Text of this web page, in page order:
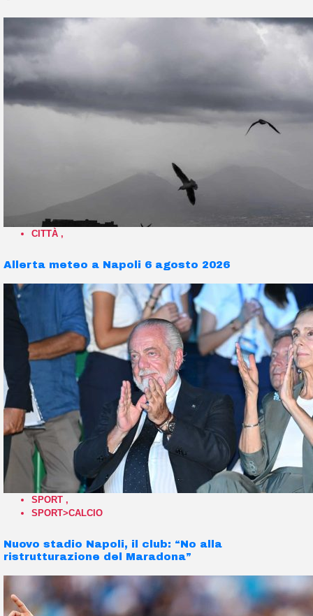
CITTÀ ,
Allerta meteo a Napoli 6 agosto 2026
SPORT ,
SPORT>CALCIO
Nuovo stadio Napoli, il club: “No alla
ristrutturazione del Maradona”